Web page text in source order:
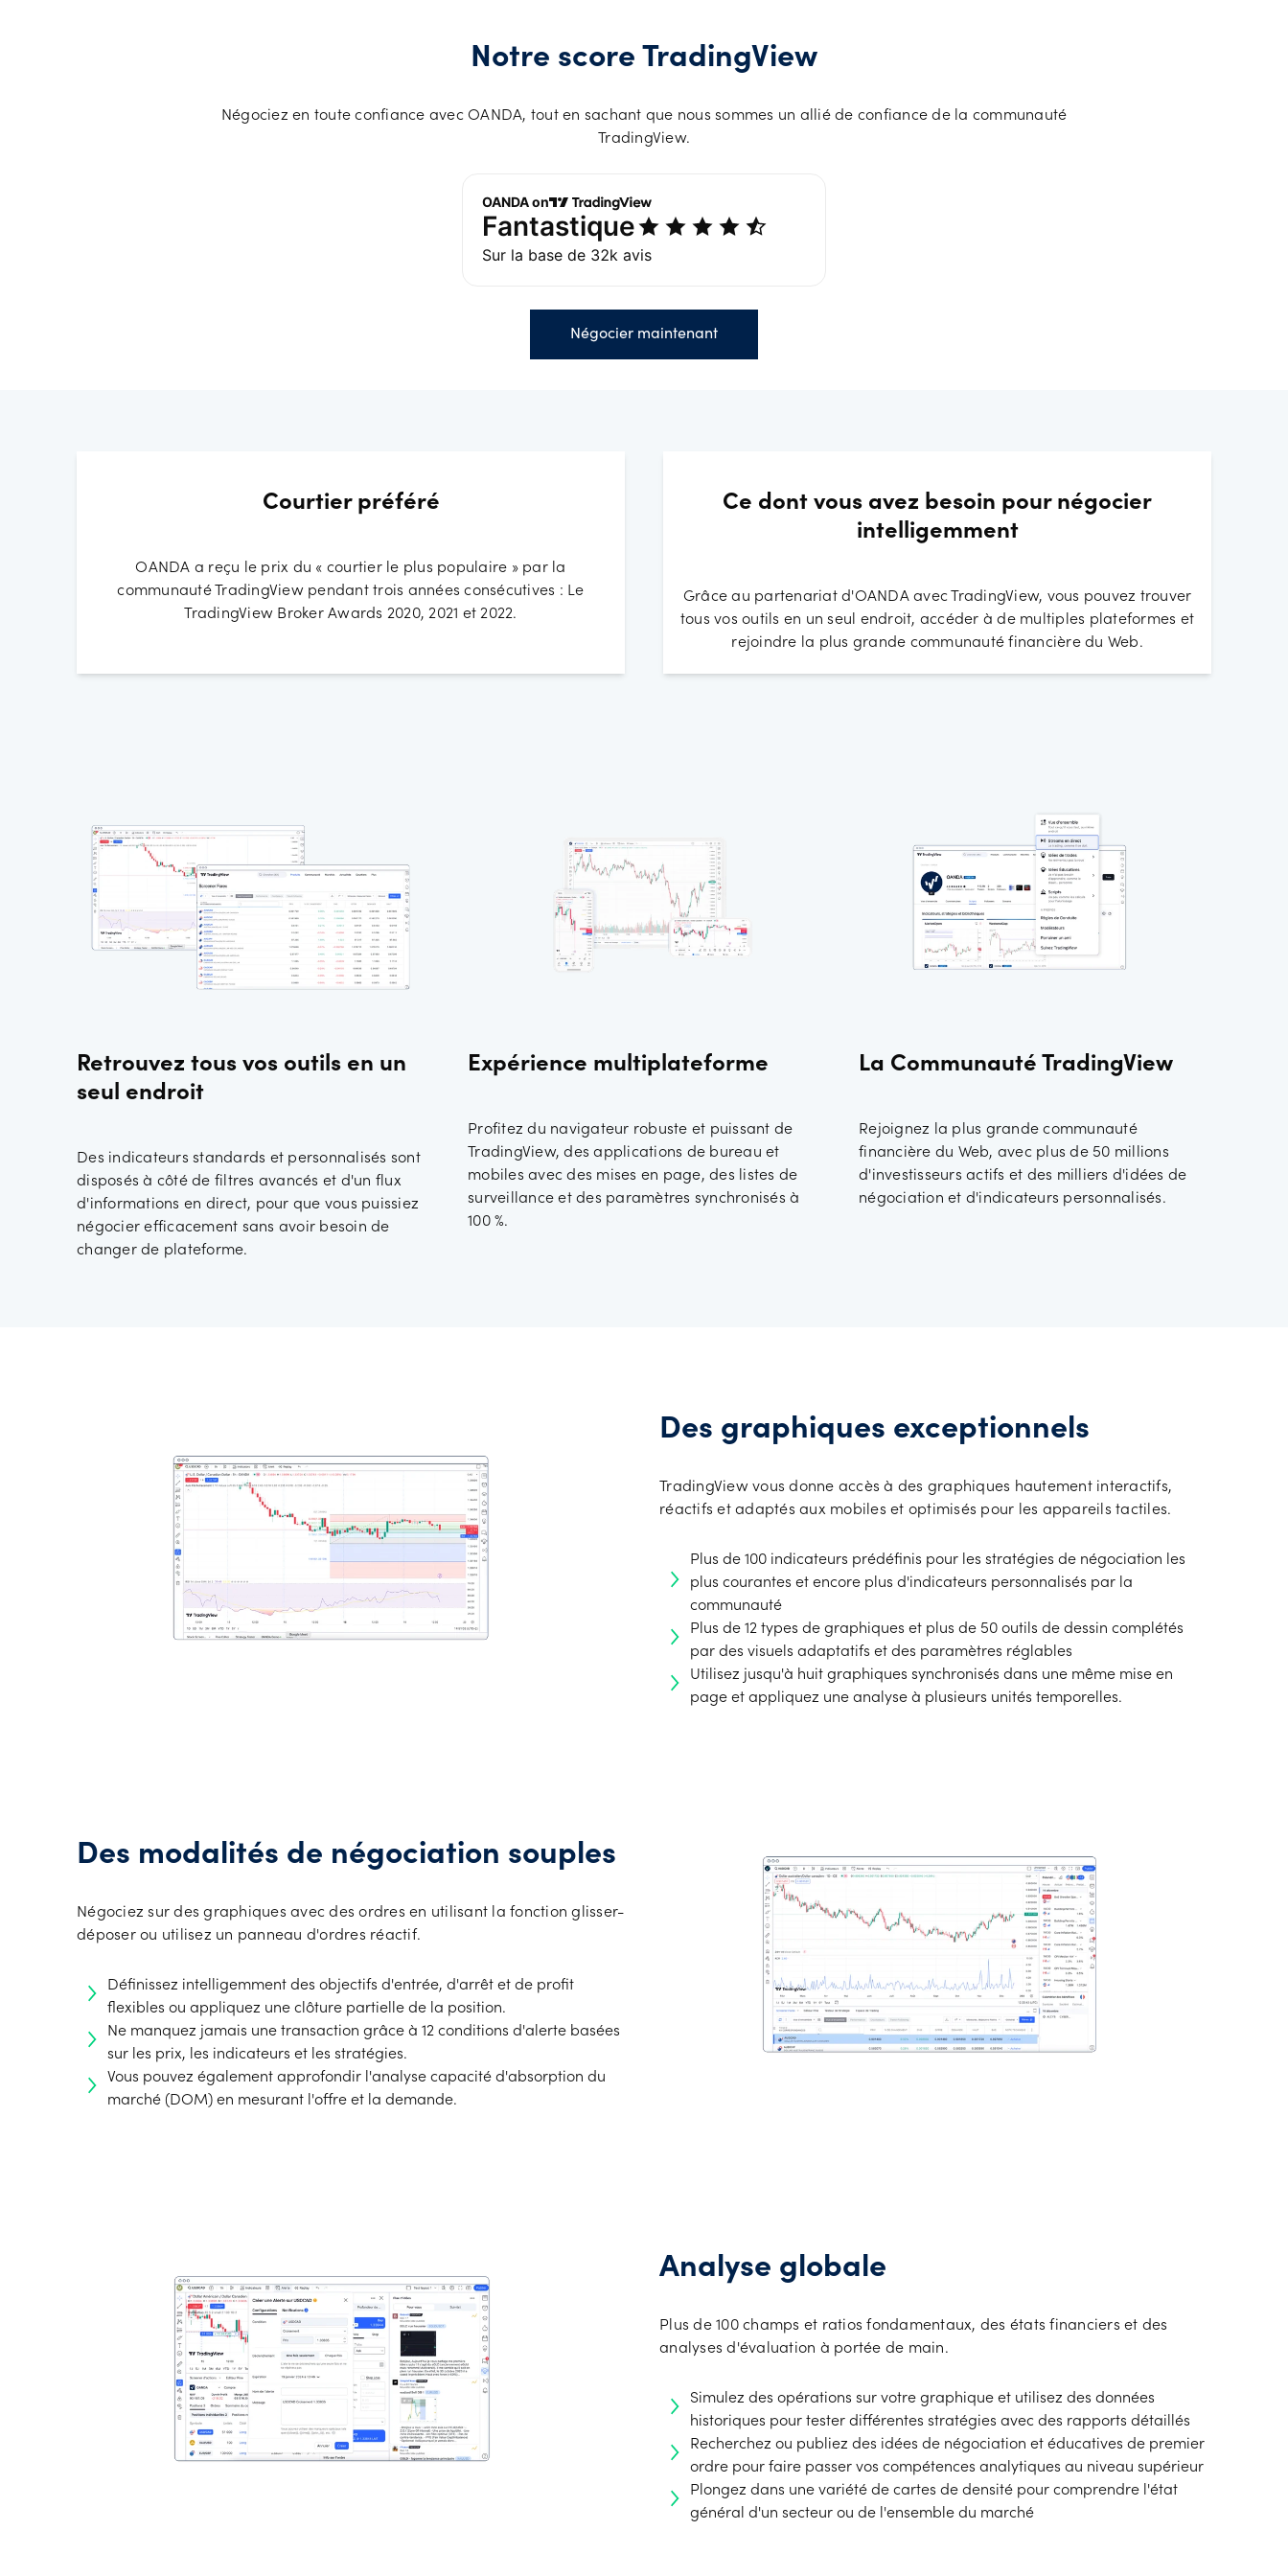
Notre score TradingView
Négociez en toute confiance avec OANDA, tout en sachant que nous sommes un allié de confiance de la communauté
TradingView.
Négocier maintenant
Courtier préféré
OANDA a reçu le prix du « courtier le plus populaire » par la
communauté TradingView pendant trois années consécutives : Le
TradingView Broker Awards 2020, 2021 et 2022.
Ce dont vous avez besoin pour négocier
intelligemment
Grâce au partenariat d'OANDA avec TradingView, vous pouvez trouver
tous vos outils en un seul endroit, accéder à de multiples plateformes et
rejoindre la plus grande communauté financière du Web.
Retrouvez tous vos outils en un
seul endroit
Des indicateurs standards et personnalisés sont
disposés à côté de filtres avancés et d'un flux
d'informations en direct, pour que vous puissiez
négocier efficacement sans avoir besoin de
changer de plateforme.
Expérience multiplateforme
Profitez du navigateur robuste et puissant de
TradingView, des applications de bureau et
mobiles avec des mises en page, des listes de
surveillance et des paramètres synchronisés à
100 %.
La Communauté TradingView
Rejoignez la plus grande communauté
financière du Web, avec plus de 50 millions
d'investisseurs actifs et des milliers d'idées de
négociation et d'indicateurs personnalisés.
Des graphiques exceptionnels
TradingView vous donne accès à des graphiques hautement interactifs,
réactifs et adaptés aux mobiles et optimisés pour les appareils tactiles.
Plus de 100 indicateurs prédéfinis pour les stratégies de négociation les
plus courantes et encore plus d'indicateurs personnalisés par la
communauté
Plus de 12 types de graphiques et plus de 50 outils de dessin complétés
par des visuels adaptatifs et des paramètres réglables
Utilisez jusqu'à huit graphiques synchronisés dans une même mise en
page et appliquez une analyse à plusieurs unités temporelles.
Des modalités de négociation souples
Négociez sur des graphiques avec des ordres en utilisant la fonction glisser-
déposer ou utilisez un panneau d'ordres réactif.
Définissez intelligemment des objectifs d'entrée, d'arrêt et de profit
flexibles ou appliquez une clôture partielle de la position.
Ne manquez jamais une transaction grâce à 12 conditions d'alerte basées
sur les prix, les indicateurs et les stratégies.
Vous pouvez également approfondir l'analyse capacité d'absorption du
marché (DOM) en mesurant l'offre et la demande.
Analyse globale
Plus de 100 champs et ratios fondamentaux, des états financiers et des
analyses d'évaluation à portée de main.
Simulez des opérations sur votre graphique et utilisez des données
historiques pour tester différentes stratégies avec des rapports détaillés
Recherchez ou publiez des idées de négociation et éducatives de premier
ordre pour faire passer vos compétences analytiques au niveau supérieur
Plongez dans une variété de cartes de densité pour comprendre l'état
général d'un secteur ou de l'ensemble du marché